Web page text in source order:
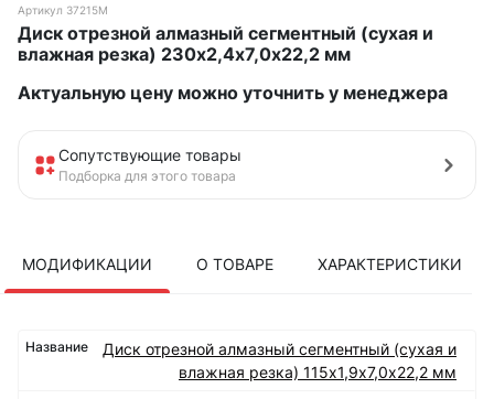
Артикул 37215М
Диск отрезной алмазный сегментный (сухая и
влажная резка) 230х2,4х7,0х22,2 мм
Актуальную цену можно уточнить у менеджера
Сопутствующие товары
Подборка для этого товара
МОДИФИКАЦИИ О ТОВАРЕ ХАРАКТЕРИСТИКИ
Диск отрезной алмазный сегментный (сухая и
влажная резка) 115х1,9х7,0х22,2 мм